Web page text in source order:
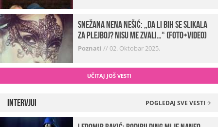
Snežana Nena Nešić: „Da li bih se slikala
za Plejboj? Nisu me zvali…“ (FOTO+VIDEO)
Poznati //02. Oktobar 2025.
UČITAJ JOŠ VESTI
Intervjui POGLEDAJ SVE VESTI